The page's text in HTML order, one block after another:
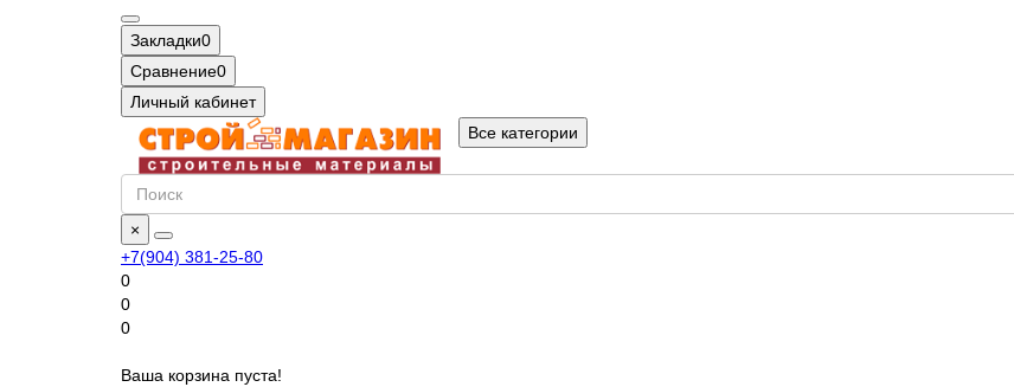
Закладки0
Сравнение0
Личный кабинет
Все категории
×
+7(904) 381-25-80
0
0
0
Ваша корзина пуста!